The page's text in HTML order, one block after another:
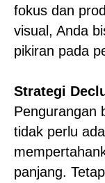
fokus dan
visual, Anda
pikiran pada
Strategi
Pengurangan
tidak perlu
panjang.